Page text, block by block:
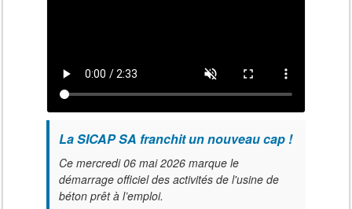
La SICAP SA franchit un nouveau cap !
Ce mercredi 06 mai 2026 marque le
démarrage officiel des activités de l'usine de
béton prêt à l’emploi.